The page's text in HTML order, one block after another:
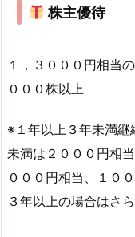
株主優待
１，３０００円相当
０００株以上
※１年以上３年未満
未満は２０００円相
０００円相当、１０
３年以上の場合はさら